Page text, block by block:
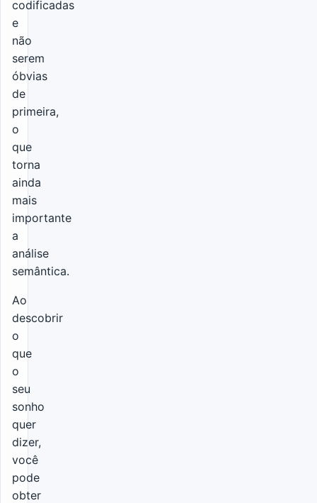
codificadas
e
não
serem
óbvias
de
primeira,
o
que
torna
ainda
mais
importante
a
análise
semântica.
Ao
descobrir
o
que
o
seu
sonho
quer
dizer,
você
pode
obter